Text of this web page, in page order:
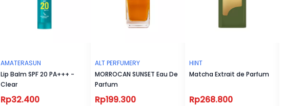
AMATERASUN
Lip Balm SPF 20 PA+++ -
Clear
Rp32.400
ALT PERFUMERY
MORROCAN SUNSET Eau De
Parfum
Rp199.300
HINT
Matcha Extrait de Parfum
Rp268.800